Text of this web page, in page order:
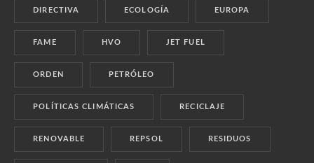
DIRECTIVA ECOLOGÍA EUROPA
FAME HVO JET FUEL
ORDEN PETRÓLEO
POLÍTICAS CLIMÁTICAS RECICLAJE
RENOVABLE REPSOL RESIDUOS